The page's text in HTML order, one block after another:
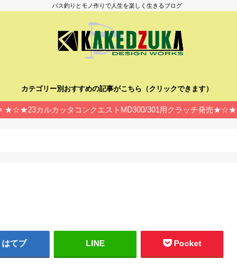
バス釣りとモノ作りで人生を楽しく生きるブログ
カテゴリー別おすすめの記事がこちら（クリックできます）
★☆★23カルカッタコンクエストMD300/301用クラッチ発売★☆★
はてブ LINE Pocket